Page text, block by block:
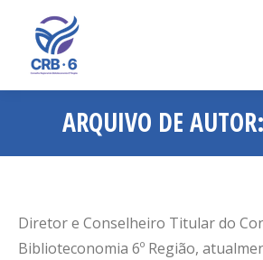
ARQUIVO DE AUTOR:
Você
Diretor e Conselheiro Titular do
Biblioteconomia 6º Região,